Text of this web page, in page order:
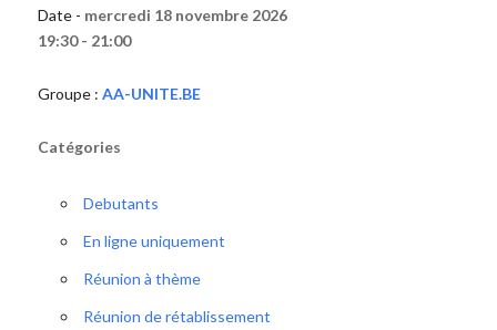
Date - mercredi 18 novembre 2026
19:30 - 21:00
Groupe : AA-UNITE.BE
Catégories
Debutants
En ligne uniquement
Réunion à thème
Réunion de rétablissement